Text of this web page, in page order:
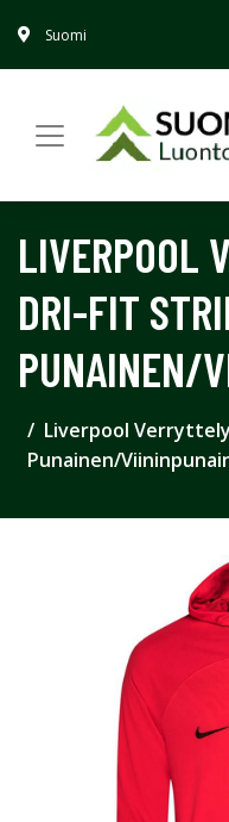
Suomi
LIVERPOOL
DRI-FIT
PUNAINEN/
Liverpool
Punainen/